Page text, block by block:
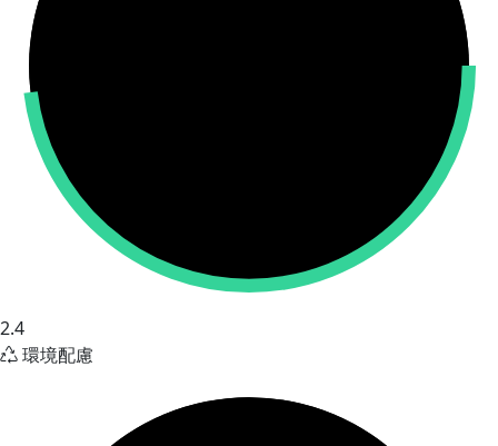
2.4
環境配慮